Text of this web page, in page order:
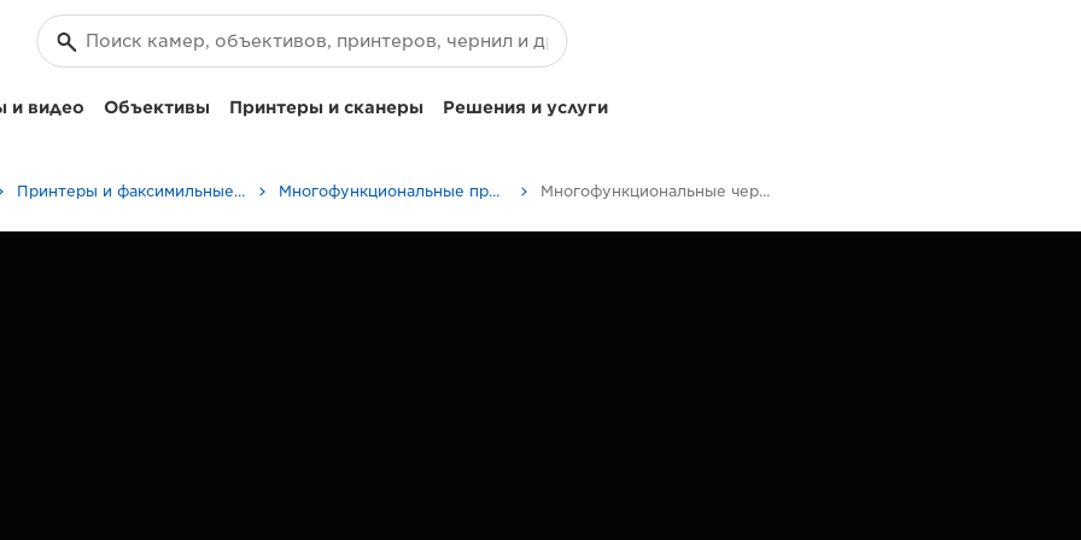
и видео Объективы Принтеры и сканеры Решения и услуги
Принтеры и факсимильные аппараты для бизнеса Многофункциональные принтеры - Принтеры «Все в одном» Многофункциональные черно-белые принтеры